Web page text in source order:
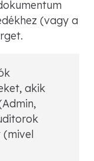
(vagy a
akik
(mivel